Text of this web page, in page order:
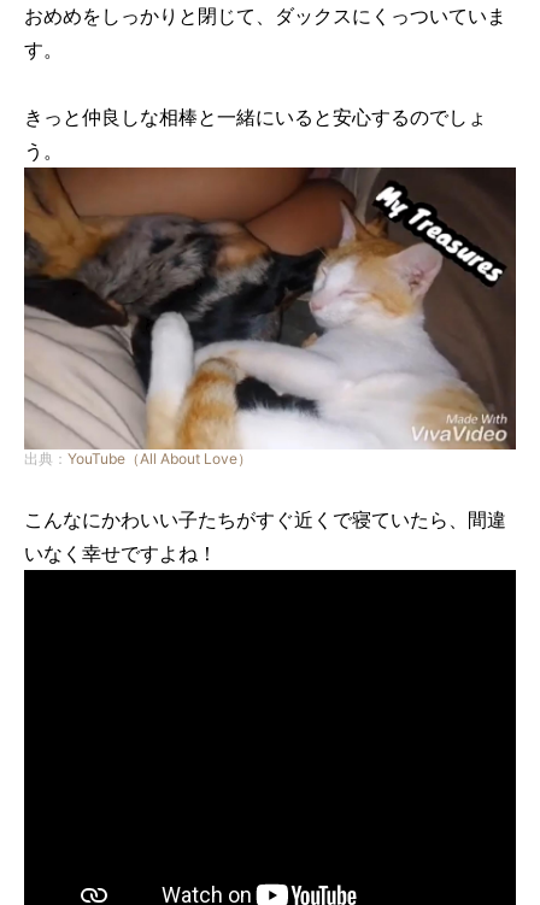
おめめをしっかりと閉じて、ダックスにくっついていま
す。
きっと仲良しな相棒と一緒にいると安心するのでしょ
う。
出典： YouTube（All About Love）
こんなにかわいい子たちがすぐ近くで寝ていたら、間違
いなく幸せですよね！